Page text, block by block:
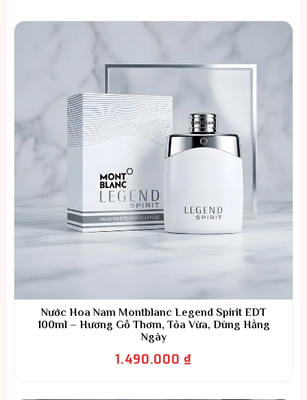
Nước Hoa Nam Montblanc Legend Spirit EDT
100ml – Hương Gỗ Thơm, Tỏa Vừa, Dùng Hằng
Ngày
1.490.000₫